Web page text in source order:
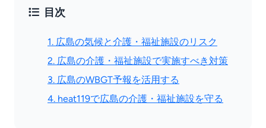
目次
1. 広島の気候と介護・福祉施設のリスク
2. 広島の介護・福祉施設で実施すべき対策
3. 広島のWBGT予報を活用する
4. heat119で広島の介護・福祉施設を守る